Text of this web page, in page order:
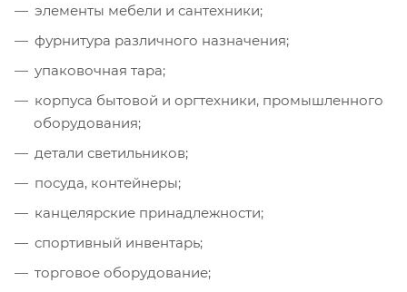
элементы мебели и сантехники;
фурнитура различного назначения;
упаковочная тара;
корпуса бытовой и оргтехники, промышленного
оборудования;
детали светильников;
посуда, контейнеры;
канцелярские принадлежности;
спортивный инвентарь;
торговое оборудование;